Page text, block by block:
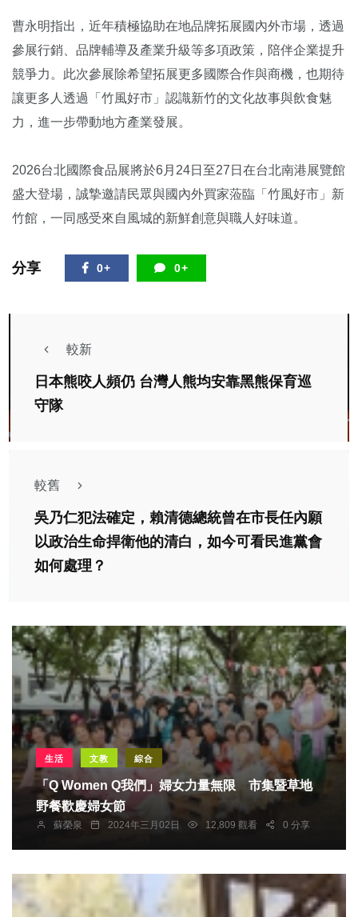
曹永明指出，近年積極協助在地品牌拓展國內外市場，透過
參展行銷、品牌輔導及產業升級等多項政策，陪伴企業提升
競爭力。此次參展除希望拓展更多國際合作與商機，也期待
讓更多人透過「竹風好市」認識新竹的文化故事與飲食魅
力，進一步帶動地方產業發展。
2026台北國際食品展將於6月24日至27日在台北南港展覽館
盛大登場，誠摯邀請民眾與國內外買家蒞臨「竹風好市」新
竹館，一同感受來自風城的新鮮創意與職人好味道。
分享 0+ 0+
較新
日本熊咬人頻仍 台灣人熊均安靠黑熊保育巡
守隊
較舊
吳乃仁犯法確定，賴清德總統曾在市長任內願
以政治生命捍衛他的清白，如今可看民進黨會
如何處理？
生活 文教 綜合
「Q Women Q我們」婦女力量無限 市集暨草地
野餐歡慶婦女節
蘇榮泉 2024年三月02日 12,809 觀看 0 分享